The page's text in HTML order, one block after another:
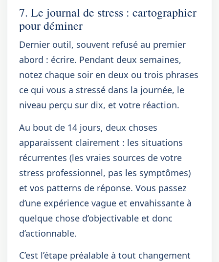
7. Le journal de stress : cartographier
pour déminer
Dernier outil, souvent refusé au premier
abord : écrire. Pendant deux semaines,
notez chaque soir en deux ou trois phrases
ce qui vous a stressé dans la journée, le
niveau perçu sur dix, et votre réaction.
Au bout de 14 jours, deux choses
apparaissent clairement : les situations
récurrentes (les vraies sources de votre
stress professionnel, pas les symptômes)
et vos patterns de réponse. Vous passez
d’une expérience vague et envahissante à
quelque chose d’objectivable et donc
d’actionnable.
C’est l’étape préalable à tout changement